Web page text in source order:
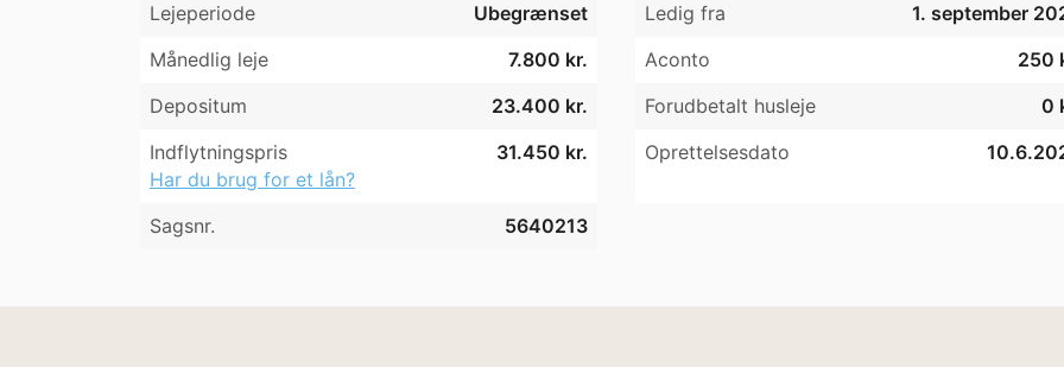
Lejeperiode Ubegrænset Ledig fra
1. september
Månedlig leje
7.800 kr. Aconto
250
Depositum
23.400 kr. Forudbetalt husleje
0
Indflytningspris
31.450 kr.
Har du brug for et lån?
Oprettelsesdato
Sagsnr. 5640213